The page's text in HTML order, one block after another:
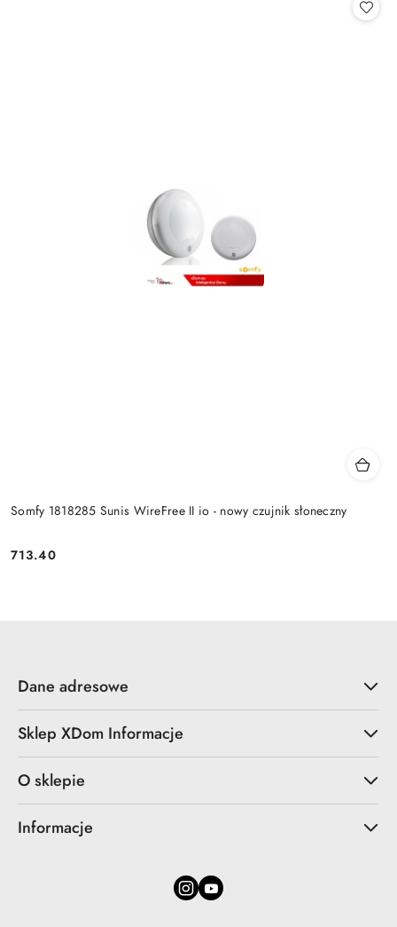
Somfy 1818285 Sunis WireFree II io - nowy czujnik słoneczny
Cena:
713.40
Dane adresowe
Sklep XDom Informacje
O sklepie
Informacje